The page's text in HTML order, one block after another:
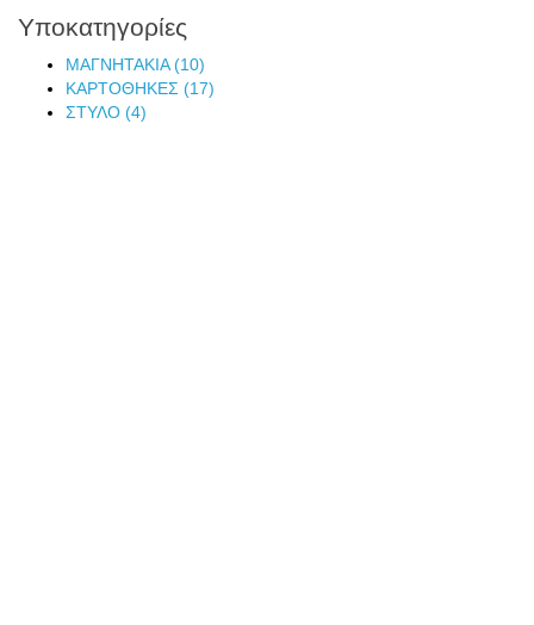
Υποκατηγορίες
ΜΑΓΝΗΤΑΚΙΑ (10)
ΚΑΡΤΟΘΗΚΕΣ (17)
ΣΤΥΛΟ (4)